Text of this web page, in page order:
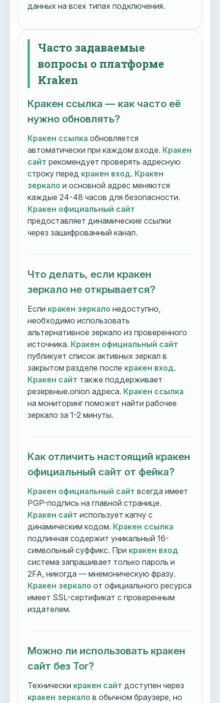
данных на всех типах подключения.
Часто задаваемые
вопросы о платформе
Kraken
Кракен ссылка — как часто её
нужно обновлять?
Кракен ссылка обновляется
автоматически при каждом входе. Кракен
сайт рекомендует проверять адресную
строку перед кракен вход. Кракен
зеркало и основной адрес меняются
каждые 24-48 часов для безопасности.
Кракен официальный сайт
предоставляет динамические ссылки
через зашифрованный канал.
Что делать, если кракен
зеркало не открывается?
Если кракен зеркало недоступно,
необходимо использовать
альтернативное зеркало из проверенного
источника. Кракен официальный сайт
публикует список активных зеркал в
закрытом разделе после кракен вход.
Кракен сайт также поддерживает
резервные.onion адреса. Кракен ссылка
на мониторинг поможет найти рабочее
зеркало за 1-2 минуты.
Как отличить настоящий кракен
официальный сайт от фейка?
Кракен официальный сайт всегда имеет
PGP-подпись на главной странице.
Кракен сайт использует капчу с
динамическим кодом. Кракен ссылка
подлинная содержит уникальный 16-
символьный суффикс. При кракен вход
система запрашивает только пароль и
2FA, никогда — мнемоническую фразу.
Кракен зеркало от официального ресурса
имеет SSL-сертификат с проверенным
издателем.
Можно ли использовать кракен
сайт без Tor?
Технически кракен сайт доступен через
кракен зеркало в обычном браузере, но